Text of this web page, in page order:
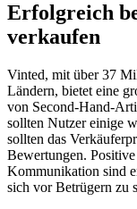
Erfolgreich
verkaufen
Vinted, mit über 37
Ländern, bietet eine
von Second-Hand-
sollten Nutzer einige
sollten das
Bewertungen.
Kommunikation sind
sich vor Betrügern zu